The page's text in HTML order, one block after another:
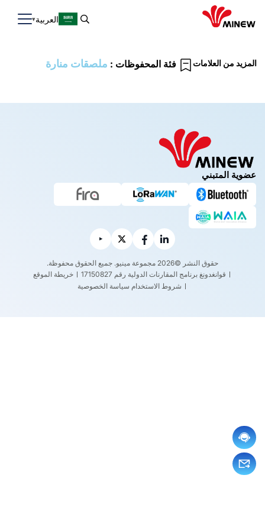
العربية
فئة المحفوظات : ملصقات منارة المزيد من العلامات
عضوية المتبني
حقوق النشر ©2026 مجموعة مينيو. جميع الحقوق محفوظة.
قوانغدونغ برنامج المقارنات الدولية رقم 17150827
خريطة الموقع
شروط الاستخدام سياسة الخصوصية